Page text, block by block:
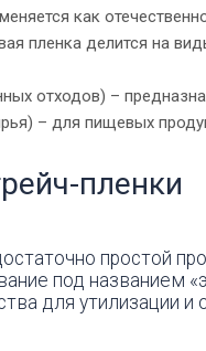
как
пленка делится на
отходов) –
– для пищевых
пленки
простой
под названием
для утилизации